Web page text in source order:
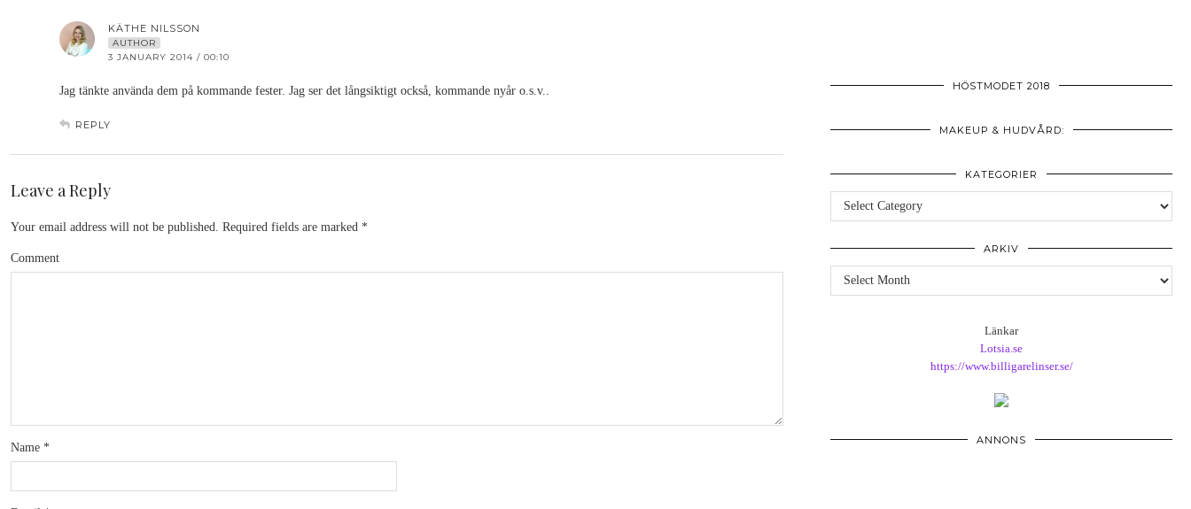
KÄTHE NILSSON
AUTHOR
3 JANUARY 2014 / 00:10
Jag tänkte använda dem på kommande fester. Jag ser det långsiktigt också, kommande nyår o.s.v..
REPLY
Leave a Reply
Your email address will not be published. Required fields are marked *
Comment
Name *
HÖSTMODET 2018
MAKEUP & HUDVÅRD:
KATEGORIER
Kategorier
ARKIV
Arkiv
Länkar
Lotsia.se
https://www.billigarelinser.se/
ANNONS